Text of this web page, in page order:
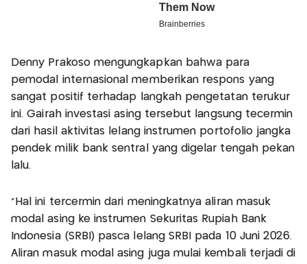
Denny Prakoso mengungkapkan bahwa para
pemodal internasional memberikan respons yang
sangat positif terhadap langkah pengetatan terukur
ini. Gairah investasi asing tersebut langsung tecermin
dari hasil aktivitas lelang instrumen portofolio jangka
pendek milik bank sentral yang digelar tengah pekan
lalu.
"Hal ini tercermin dari meningkatnya aliran masuk
modal asing ke instrumen Sekuritas Rupiah Bank
Indonesia (SRBI) pasca lelang SRBI pada 10 Juni 2026.
Aliran masuk modal asing juga mulai kembali terjadi di